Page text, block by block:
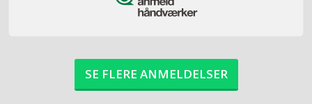
SE FLERE ANMELDELSER